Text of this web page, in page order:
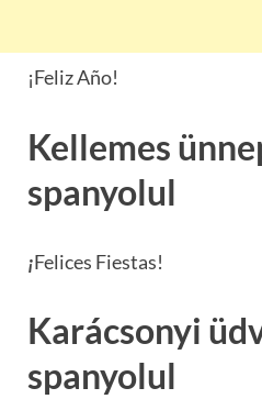
¡Feliz Año!
Kellemes
spanyolul
¡Felices Fiestas!
Karácsonyi
spanyolul